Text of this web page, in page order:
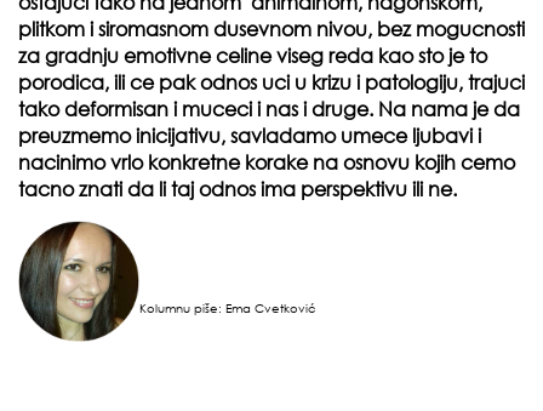
plitkom i siromasnom dusevnom nivou, bez mogucnosti
za gradnju emotivne celine viseg reda kao sto je to
porodica, ili ce pak odnos uci u krizu i patologiju, trajuci
tako deformisan i muceci i nas i druge. Na nama je da
preuzmemo inicijativu, savladamo umece ljubavi i
nacinimo vrlo konkretne korake na osnovu kojih cemo
tacno znati da li taj odnos ima perspektivu ili ne.
Kolumnu piše: Ema Cvetković